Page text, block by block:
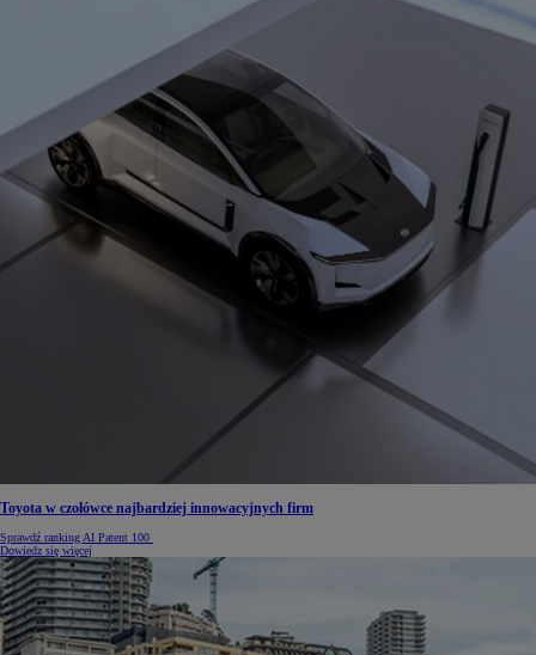
Toyota w czołówce najbardziej innowacyjnych firm
Sprawdź ranking AI Patent 100
Dowiedz się więcej